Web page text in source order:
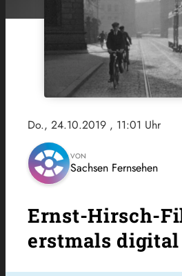
Do., 24.10.2019 , 11:01 Uhr
VON
Sachsen Fernsehen
Ernst-Hirsch-
erstmals